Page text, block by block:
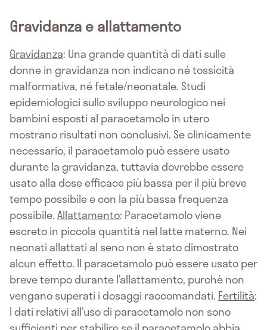
Gravidanza e allattamento
Gravidanza: Una grande quantità di dati sulle
donne in gravidanza non indicano né tossicità
malformativa, né fetale/neonatale. Studi
epidemiologici sullo sviluppo neurologico nei
bambini esposti al paracetamolo in utero
mostrano risultati non conclusivi. Se clinicamente
necessario, il paracetamolo può essere usato
durante la gravidanza, tuttavia dovrebbe essere
usato alla dose efficace più bassa per il più breve
tempo possibile e con la più bassa frequenza
possibile.Allattamento: Paracetamolo viene
escreto in piccola quantità nel latte materno. Nei
neonati allattati al seno non è stato dimostrato
alcun effetto. Il paracetamolo può essere usato per
breve tempo durante l’allattamento, purchè non
vengano superati i dosaggi raccomandati. Fertilità:
I dati relativi all’uso di paracetamolo non sono